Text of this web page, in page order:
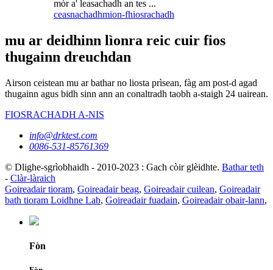
mòr a' leasachadh an tes ...
ceasnachadhmion-fhiosrachadh
mu ar deidhinn lìonra reic cuir fios
thugainn dreuchdan
Airson ceistean mu ar bathar no liosta prìsean, fàg am post-d agad
thugainn agus bidh sinn ann an conaltradh taobh a-staigh 24 uairean.
FIOSRACHADH A-NIS
info@drktest.com
0086-531-85761369
© Dlighe-sgrìobhaidh - 2010-2023 : Gach còir glèidhte. Bathar teth
- Clàr-làraich
Goireadair tioram, Goireadair beag, Goireadair cuilean, Goireadair
bath tioram Loidhne Lab, Goireadair fuadain, Goireadair obair-lann,
Fòn